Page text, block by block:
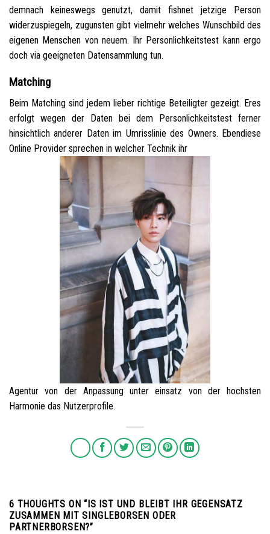
demnach keineswegs genutzt, damit fishnet jetzige Person
widerzuspiegeln, zugunsten gibt vielmehr welches Wunschbild des
eigenen Menschen von neuem. Ihr Personlichkeitstest kann ergo
doch via geeigneten Datensammlung tun.
Matching
Beim Matching sind jedem lieber richtige Beteiligter gezeigt. Eres
erfolgt wegen der Daten bei dem Personlichkeitstest ferner
hinsichtlich anderer Daten im Umrisslinie des Owners. Ebendiese
Online Provider sprechen in welcher Technik ihr
Agentur von der Anpassung unter einsatz von der hochsten
Harmonie das Nutzerprofile.
6 THOUGHTS ON “IS IST UND BLEIBT IHR GEGENSATZ
ZUSAMMEN MIT SINGLEBORSEN ODER
PARTNERBORSEN?”